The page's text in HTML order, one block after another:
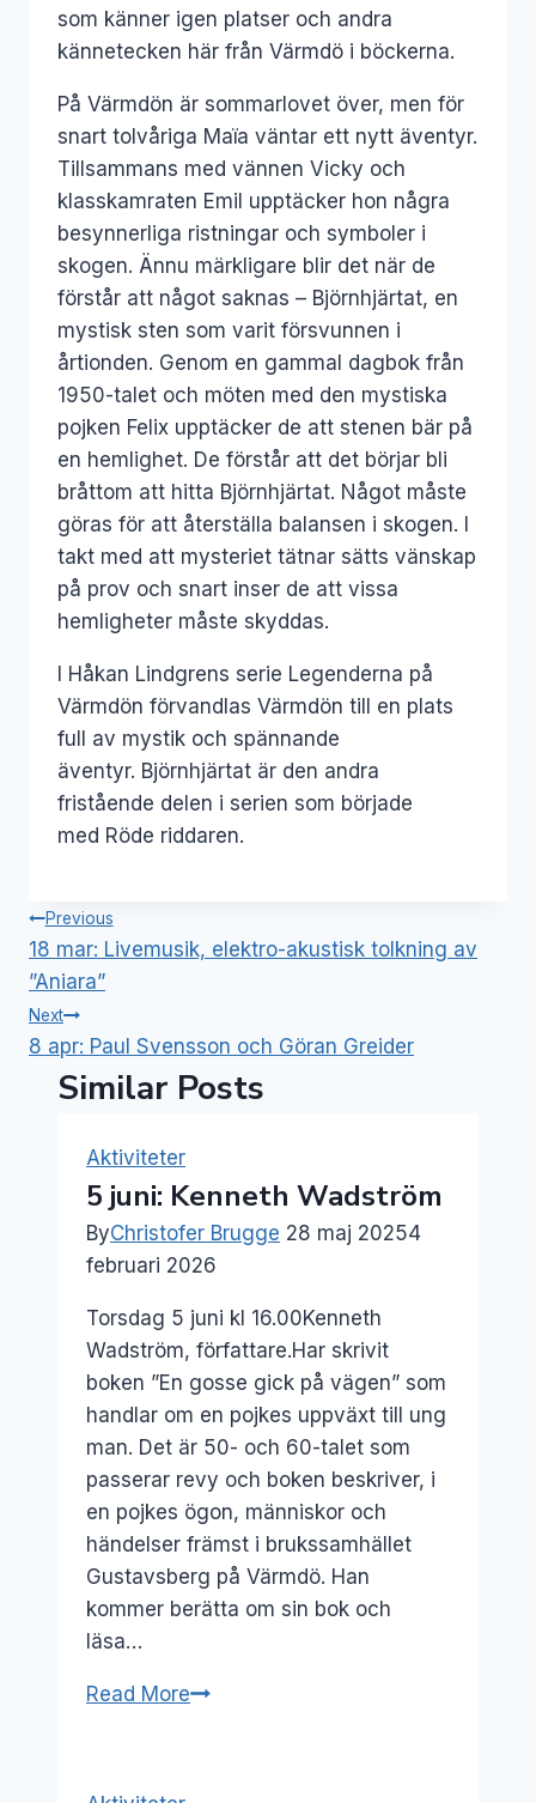
som känner igen platser och andra
kännetecken här från Värmdö i böckerna.
På Värmdön är sommarlovet över, men för
snart tolvåriga Maïa väntar ett nytt äventyr.
Tillsammans med vännen Vicky och
klasskamraten Emil upptäcker hon några
besynnerliga ristningar och symboler i
skogen. Ännu märkligare blir det när de
förstår att något saknas – Björnhjärtat, en
mystisk sten som varit försvunnen i
årtionden. Genom en gammal dagbok från
1950-talet och möten med den mystiska
pojken Felix upptäcker de att stenen bär på
en hemlighet. De förstår att det börjar bli
bråttom att hitta Björnhjärtat. Något måste
göras för att återställa balansen i skogen. I
takt med att mysteriet tätnar sätts vänskap
på prov och snart inser de att vissa
hemligheter måste skyddas.
I Håkan Lindgrens serie Legenderna på
Värmdön förvandlas Värmdön till en plats
full av mystik och spännande
äventyr. Björnhjärtat är den andra
fristående delen i serien som började
med Röde riddaren.
Inläggsnavigering
Previous
18 mar: Livemusik, elektro-akustisk tolkning av
”Aniara”
Next
8 apr: Paul Svensson och Göran Greider
Similar Posts
Aktiviteter
5 juni: Kenneth Wadström
ByChristofer Brugge 28 maj 20254
februari 2026
Torsdag 5 juni kl 16.00Kenneth
Wadström, författare.Har skrivit
boken ”En gosse gick på vägen” som
handlar om en pojkes uppväxt till ung
man. Det är 50- och 60-talet som
passerar revy och boken beskriver, i
en pojkes ögon, människor och
händelser främst i brukssamhället
Gustavsberg på Värmdö. Han
kommer berätta om sin bok och
läsa…
Read More5